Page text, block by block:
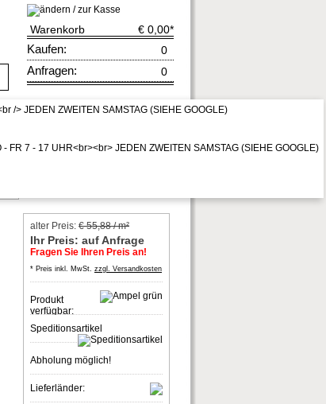
Warenkorb € 0,00*
Kaufen: 0
Anfragen: 0
zur Kasse
alter Preis: € 55,88 / m²
Ihr Preis: auf Anfrage
Fragen Sie Ihren Preis an!
* Preis inkl. MwSt. zzgl. Versandkosten
Produkt
verfügbar:
Speditionsartikel
Abholung möglich!
Lieferländer: